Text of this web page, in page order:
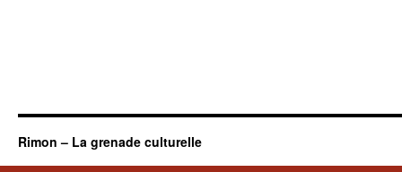
Rimon – La grenade culturelle